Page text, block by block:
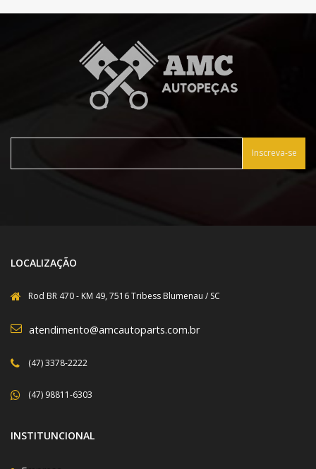
Inscreva-se
LOCALIZAÇÃO
Rod BR 470 - KM 49, 7516 Tribess Blumenau / SC
atendimento@amcautoparts.com.br
(47) 3378-2222
(47) 98811-6303
INSTITUNCIONAL